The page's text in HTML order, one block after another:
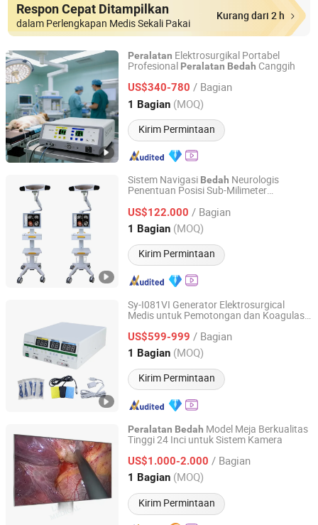
Respon Cepat Ditampilkan
dalam Perlengkapan Medis Sekali Pakai
Kurang dari 2 h
Peralatan Elektrosurgikal Portabel
Profesional Peralatan Bedah Canggih
US$340-780 / Bagian
1 Bagian (MOQ)
Kirim Permintaan
Senwell Medical Technology Limited
Anhui, China Harga mulai 2025
Sistem Navigasi Bedah Neurologis
Penentuan Posisi Sub-Milimeter
US$122.000 / Bagian
1 Bagian (MOQ)
Kirim Permintaan
Guangzhou Medisys Technology Co., Ltd.
Guangdong, China Harga mulai 2025
Sy-I081VI Generator Elektrosurgical
Medis untuk Pemotongan dan Koagulasi
US$599-999 / Bagian
1 Bagian (MOQ)
Kirim Permintaan
GUANGZHOU SUNNYMED LIMITED
Guangdong, China Harga mulai 2022
Peralatan Bedah Model Meja Berkualitas
Tinggi 24 Inci untuk Sistem Kamera
US$1.000-2.000 / Bagian
1 Bagian (MOQ)
Kirim Permintaan
Guangzhou Lety Medical Limited
Guangdong, China Harga mulai 2021